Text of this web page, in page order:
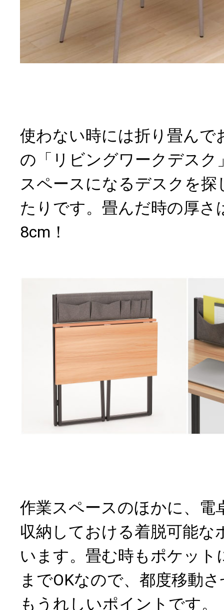
使わない時には折り畳んで
の「リビングワークデスク
スペースになるデスクを
たりです。畳んだ時の厚さ
8cm！
作業スペースのほかに、電
収納しておける着脱可能な
います。畳む時もポケット
までOKなので、都度移動
もうれしいポイントです。